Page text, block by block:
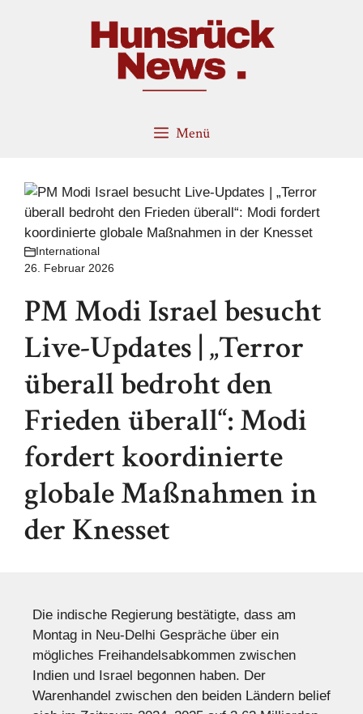
Menü
International
26. Februar 2026
PM Modi Israel besucht
Live-Updates | „Terror
überall bedroht den
Frieden überall“: Modi
fordert koordinierte
globale Maßnahmen in
der Knesset
Die indische Regierung bestätigte, dass am
Montag in Neu-Delhi Gespräche über ein
mögliches Freihandelsabkommen zwischen
Indien und Israel begonnen haben. Der
Warenhandel zwischen den beiden Ländern belief